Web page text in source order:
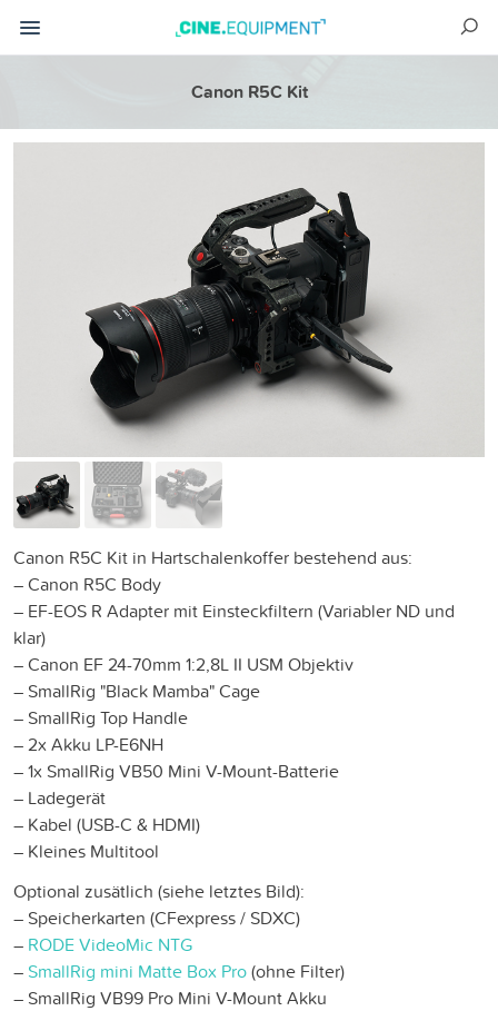
Canon R5C Kit
Canon R5C Kit in Hartschalenkoffer bestehend aus:
– Canon R5C Body
– EF-EOS R Adapter mit Einsteckfiltern (Variabler ND und
klar)
– Canon EF 24-70mm 1:2,8L II USM Objektiv
– SmallRig "Black Mamba" Cage
– SmallRig Top Handle
– 2x Akku LP-E6NH
– 1x SmallRig VB50 Mini V-Mount-Batterie
– Ladegerät
– Kabel (USB-C & HDMI)
– Kleines Multitool
Optional zusätlich (siehe letztes Bild):
– Speicherkarten (CFexpress / SDXC)
– RODE VideoMic NTG
– SmallRig mini Matte Box Pro(ohne Filter)
– SmallRig VB99 Pro Mini V-Mount Akku